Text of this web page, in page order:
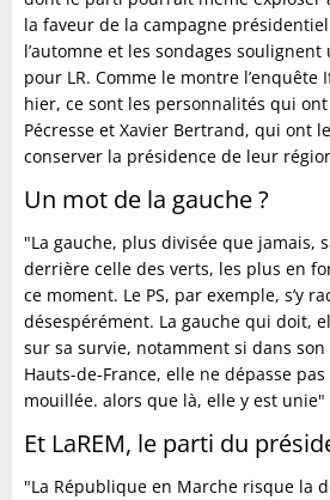
la faveur de la campagne
l’automne et les sondages
pour LR. Comme le montre
hier, ce sont les personnalités qui
Pécresse et Xavier Bertrand, qui ont
conserver la présidence de leur
Un mot de la gauche ?
"La gauche, plus divisée que jamais,
derrière celle des verts, les plus en
ce moment. Le PS, par exemple, s’y
désespérément. La gauche qui doit,
sur sa survie, notamment si dans
Hauts-de-France, elle ne dépasse
mouillée. alors que là, elle y est unie"
Et LaREM, le parti du
"La République en Marche risque la